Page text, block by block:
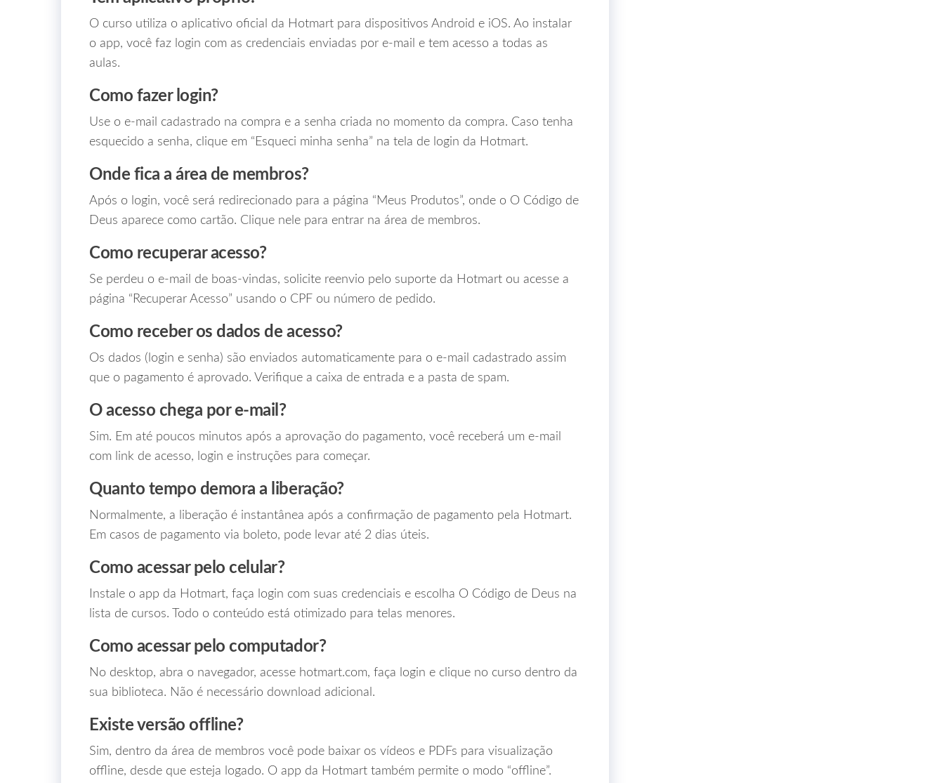
O curso utiliza o aplicativo oficial da Hotmart para dispositivos Android e iOS. Ao instalar
o app, você faz login com as credenciais enviadas por e‑mail e tem acesso a todas as
aulas.
Como fazer login?
Use o e‑mail cadastrado na compra e a senha criada no momento da compra. Caso tenha
esquecido a senha, clique em “Esqueci minha senha” na tela de login da Hotmart.
Onde fica a área de membros?
Após o login, você será redirecionado para a página “Meus Produtos”, onde o O Código de
Deus aparece como cartão. Clique nele para entrar na área de membros.
Como recuperar acesso?
Se perdeu o e‑mail de boas‑vindas, solicite reenvio pelo suporte da Hotmart ou acesse a
página “Recuperar Acesso” usando o CPF ou número de pedido.
Como receber os dados de acesso?
Os dados (login e senha) são enviados automaticamente para o e‑mail cadastrado assim
que o pagamento é aprovado. Verifique a caixa de entrada e a pasta de spam.
O acesso chega por e‑mail?
Sim. Em até poucos minutos após a aprovação do pagamento, você receberá um e‑mail
com link de acesso, login e instruções para começar.
Quanto tempo demora a liberação?
Normalmente, a liberação é instantânea após a confirmação de pagamento pela Hotmart.
Em casos de pagamento via boleto, pode levar até 2 dias úteis.
Como acessar pelo celular?
Instale o app da Hotmart, faça login com suas credenciais e escolha O Código de Deus na
lista de cursos. Todo o conteúdo está otimizado para telas menores.
Como acessar pelo computador?
No desktop, abra o navegador, acesse hotmart.com, faça login e clique no curso dentro da
sua biblioteca. Não é necessário download adicional.
Existe versão offline?
Sim, dentro da área de membros você pode baixar os vídeos e PDFs para visualização
offline, desde que esteja logado. O app da Hotmart também permite o modo “offline”.